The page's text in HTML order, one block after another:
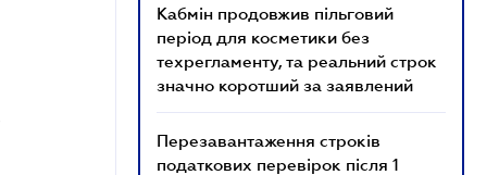
Кабмін продовжив пільговий
період для косметики без
техрегламенту, та реальний строк
значно коротший за заявлений
Перезавантаження строків
податкових перевірок після 1